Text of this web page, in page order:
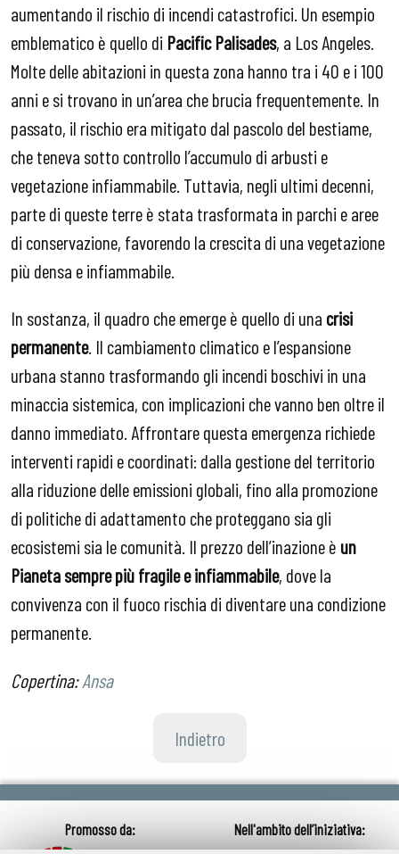
aumentando il rischio di incendi catastrofici. Un esempio
emblematico è quello di Pacific Palisades, a Los Angeles.
Molte delle abitazioni in questa zona hanno tra i 40 e i 100
anni e si trovano in un’area che brucia frequentemente. In
passato, il rischio era mitigato dal pascolo del bestiame,
che teneva sotto controllo l’accumulo di arbusti e
vegetazione infiammabile. Tuttavia, negli ultimi decenni,
parte di queste terre è stata trasformata in parchi e aree
di conservazione, favorendo la crescita di una vegetazione
più densa e infiammabile.
In sostanza, il quadro che emerge è quello di una crisi
permanente. Il cambiamento climatico e l’espansione
urbana stanno trasformando gli incendi boschivi in una
minaccia sistemica, con implicazioni che vanno ben oltre il
danno immediato. Affrontare questa emergenza richiede
interventi rapidi e coordinati: dalla gestione del territorio
alla riduzione delle emissioni globali, fino alla promozione
di politiche di adattamento che proteggano sia gli
ecosistemi sia le comunità. Il prezzo dell’inazione è un
Pianeta sempre più fragile e infiammabile, dove la
convivenza con il fuoco rischia di diventare una condizione
permanente.
Copertina:Ansa
Indietro